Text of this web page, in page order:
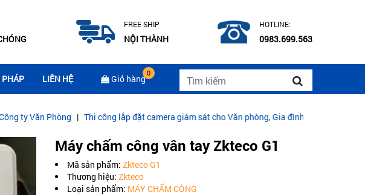
FREE SHIP
NỘI THÀNH
HOTLINE:
0983.699.563
LIÊN HỆ Giỏ hàng
0
Thi công lắp đặt camera giám sát cho Văn phòng, Gia đình|CÁP QUANG COMMSCOPE
Máy chấm công vân tay Zkteco G1
Mã sản phẩm: Zkteco G1
Thương hiệu: Zkteco
Loại sản phẩm: MÁY CHẤM CÔNG